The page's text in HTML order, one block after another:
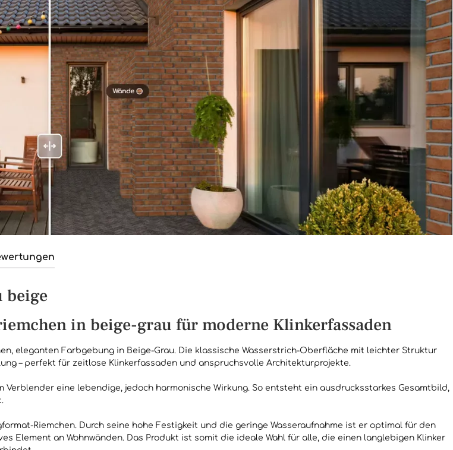
beige
in beige-grau für moderne Klinkerfassaden
eleganten Farbgebung in Beige-Grau. Die klassische Wasserstrich-Oberfläche mit leichter Struktur
– perfekt für zeitlose Klinkerfassaden und anspruchsvolle Architekturprojekte.
eine lebendige, jedoch harmonische Wirkung. So entsteht ein ausdrucksstarkes Gesamtbild,
Riemchen. Durch seine hohe Festigkeit und die geringe Wasseraufnahme ist er optimal für den
Element an Wohnwänden. Das Produkt ist somit die ideale Wahl für alle, die einen langlebigen Klinker